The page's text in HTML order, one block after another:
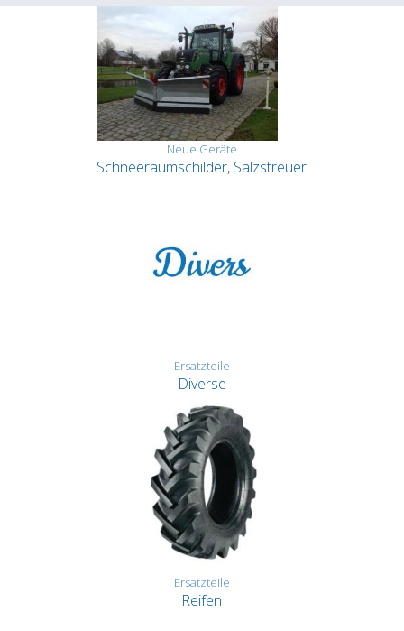
Neue Geräte
Schneeräumschilder, Salzstreuer
Ersatzteile
Diverse
Ersatzteile
Reifen